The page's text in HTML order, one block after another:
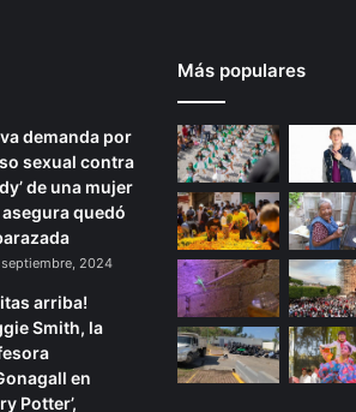
demanda por
sexual contra
de una mujer
quedó
septiembre, 2024
arriba!
Smith, la
en
Potter’,
Más populares